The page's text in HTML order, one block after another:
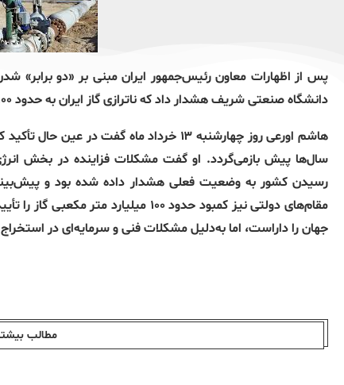
پس از اظهارات معاون رئیس‌جمهور ایران مبنی بر «دو
دانشگاه صنعتی شریف هشدار داد که ناترازی گاز ایران به حدود ۱۰۰ میلیارد متر مکعب رسیده است.
هاشم اورعی روز چهارشنبه ۱۳ خرداد ماه
مقام‌های دولتی نیز کمبود حدود ۱۰۰
جهان را داراست، اما به‌دلیل مشکلات فنی و سرمایه‌ای در
مطالب